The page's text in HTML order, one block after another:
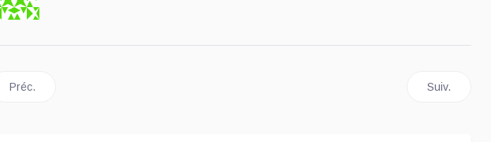
Article précédent : L'usine de batteries Ford EV devient SK On Tennessee
Préc. Article
Suiv.